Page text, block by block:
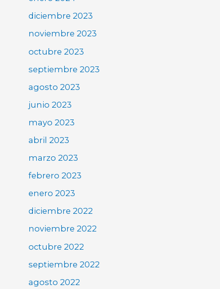
diciembre 2023
noviembre 2023
octubre 2023
septiembre 2023
agosto 2023
junio 2023
mayo 2023
abril 2023
marzo 2023
febrero 2023
enero 2023
diciembre 2022
noviembre 2022
octubre 2022
septiembre 2022
agosto 2022